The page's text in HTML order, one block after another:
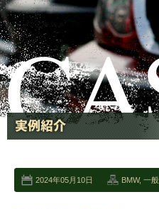
2024年05月10日 BMW, 一